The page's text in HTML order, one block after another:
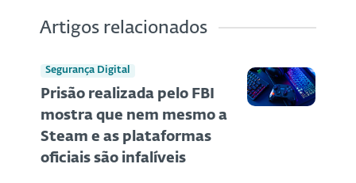
Artigos relacionados
Segurança Digital
Prisão realizada pelo FBI
mostra que nem mesmo a
Steam e as plataformas
oficiais são infalíveis